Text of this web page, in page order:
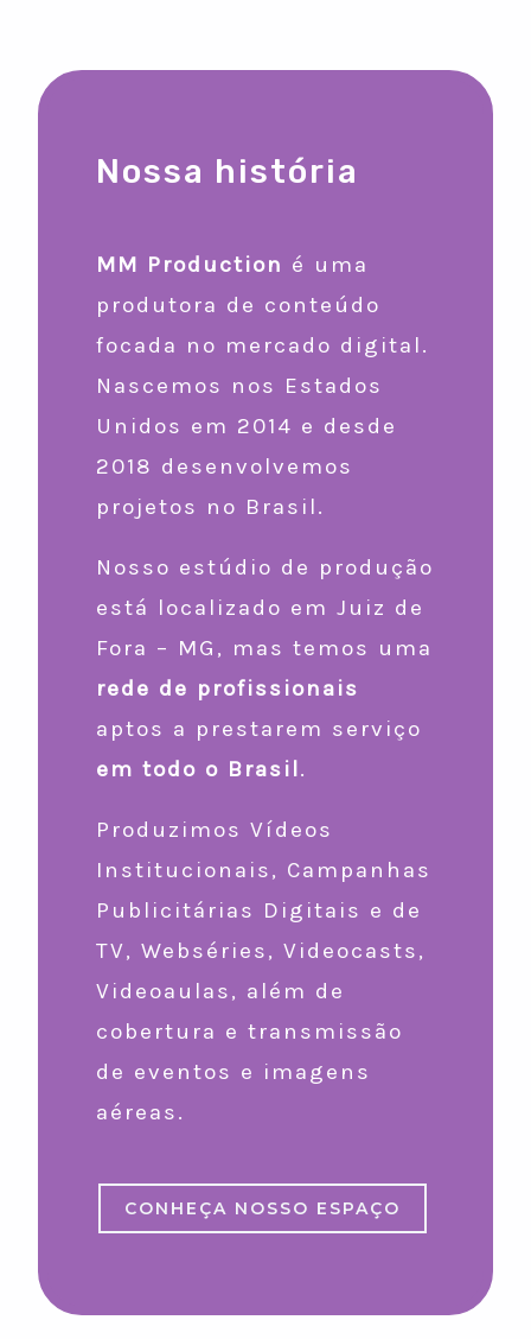
Nossa história
MM Production é uma
produtora de conteúdo
focada no mercado digital.
Nascemos nos Estados
Unidos em 2014 e desde
2018 desenvolvemos
projetos no Brasil.
Nosso estúdio de produção
está localizado em Juiz de
Fora – MG, mas temos uma
rede de profissionais
aptos a prestarem serviço
em todo o Brasil.
Produzimos Vídeos
Institucionais, Campanhas
Publicitárias Digitais e de
TV, Webséries, Videocasts,
Videoaulas, além de
cobertura e transmissão
de eventos e imagens
aéreas.
CONHEÇA NOSSO ESPAÇO